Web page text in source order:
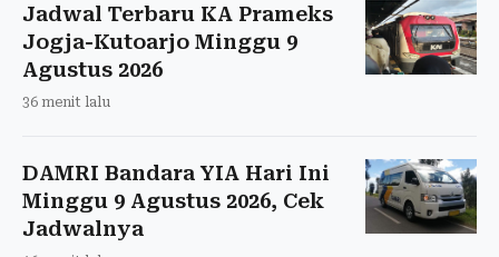
Jadwal Terbaru KA Prameks
Jogja-Kutoarjo Minggu 9
Agustus 2026
36 menit lalu
DAMRI Bandara YIA Hari Ini
Minggu 9 Agustus 2026, Cek
Jadwalnya